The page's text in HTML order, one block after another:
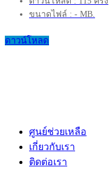
ขนาดไฟล์ : - MB.
ดาวน์โหลด
ศูนย์ช่วยเหลือ
เกี่ยวกับเรา
ติดต่อเรา